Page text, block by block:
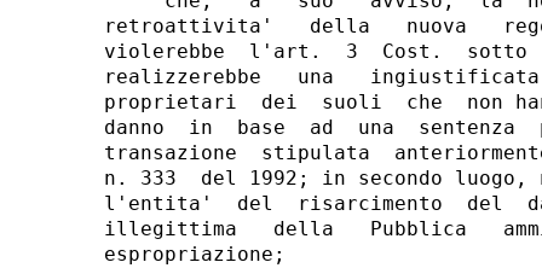
retroattivita'   della   nuova
violerebbe  l'art.  3  Cost.
realizzerebbe   una
proprietari  dei  suoli  che  non
danno  in  base  ad  una
transazione  stipulata
n. 333  del 1992; in secondo luogo,
l'entita'  del  risarcimento  del
illegittima   della   Pubblica
espropriazione;